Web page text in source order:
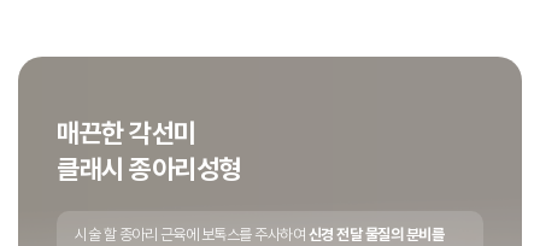
매끈한 각선미
클래시 종아리성형
시술 할 종아리 근육에 보톡스를 주사하여 신경 전달 물질의 분비를